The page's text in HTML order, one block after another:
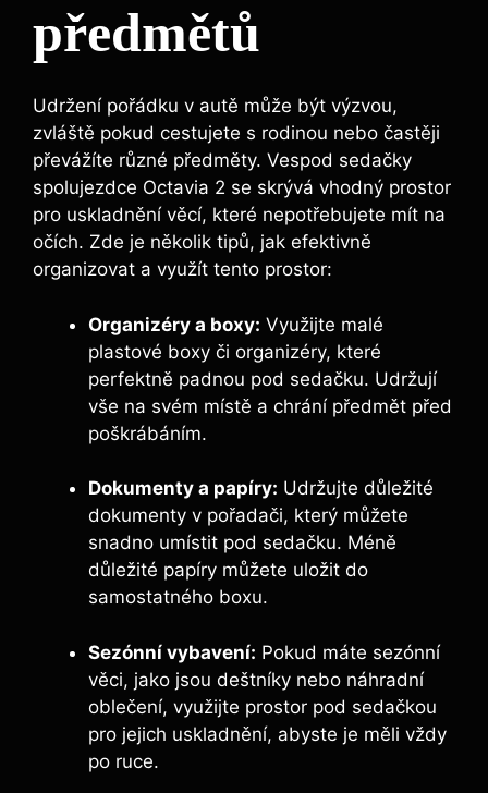
předmětů
Udržení pořádku v autě může být výzvou,
zvláště pokud cestujete s rodinou nebo častěji
převážíte různé předměty. Vespod sedačky
spolujezdce Octavia 2 se skrývá vhodný prostor
pro uskladnění věcí, které nepotřebujete mít na
očích. Zde je několik tipů, jak efektivně
organizovat a využít tento prostor:
Organizéry a boxy: Využijte malé
plastové boxy či organizéry, které
perfektně padnou pod sedačku. Udržují
vše na svém místě a chrání předmět před
poškrábáním.
Dokumenty a papíry: Udržujte důležité
dokumenty v pořadači, který můžete
snadno umístit pod sedačku. Méně
důležité papíry můžete uložit do
samostatného boxu.
Sezónní vybavení: Pokud máte sezónní
věci, jako jsou deštníky nebo náhradní
oblečení, využijte prostor pod sedačkou
pro jejich uskladnění, abyste je měli vždy
po ruce.